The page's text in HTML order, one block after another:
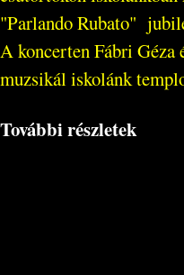
"Parlando Rubato"
A koncerten Fábri Géza
muzsikál iskolánk
További részletek